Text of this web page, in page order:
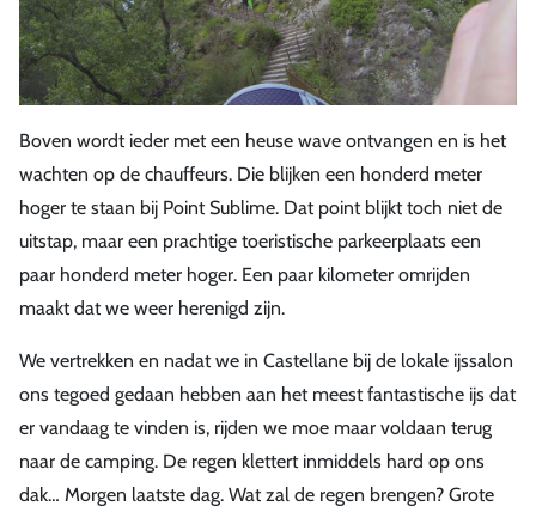
Boven wordt ieder met een heuse wave ontvangen en is het
wachten op de chauffeurs. Die blijken een honderd meter
hoger te staan bij Point Sublime. Dat point blijkt toch niet de
uitstap, maar een prachtige toeristische parkeerplaats een
paar honderd meter hoger. Een paar kilometer omrijden
maakt dat we weer herenigd zijn.
We vertrekken en nadat we in Castellane bij de lokale ijssalon
ons tegoed gedaan hebben aan het meest fantastische ijs dat
er vandaag te vinden is, rijden we moe maar voldaan terug
naar de camping. De regen klettert inmiddels hard op ons
dak… Morgen laatste dag. Wat zal de regen brengen? Grote